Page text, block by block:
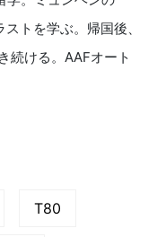
トを学ぶ。帰国後、
続ける。AAFオート
T80